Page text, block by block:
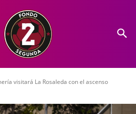
visitará La Rosaleda con el ascenso